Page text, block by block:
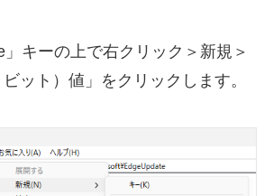
キーの上で右クリック＞新規＞
ビット）値」をクリックします。